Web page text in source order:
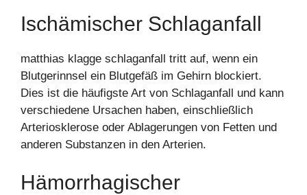
Ischämischer Schlaganfall
matthias klagge schlaganfall tritt auf, wenn ein
Blutgerinnsel ein Blutgefäß im Gehirn blockiert.
Dies ist die häufigste Art von Schlaganfall und kann
verschiedene Ursachen haben, einschließlich
Arteriosklerose oder Ablagerungen von Fetten und
anderen Substanzen in den Arterien.
Hämorrhagischer